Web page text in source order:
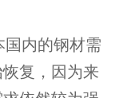
内的钢材需
复，因为来